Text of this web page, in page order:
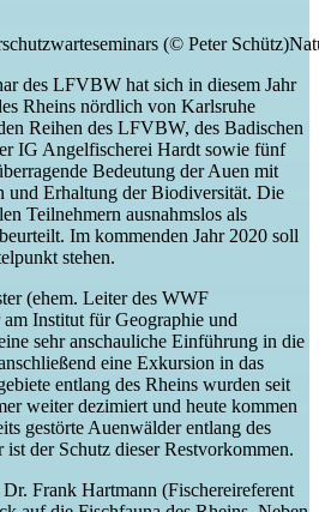
(© Peter
des LFVBW hat sich in diesem Jahr
Rheins nördlich von Karlsruhe
Reihen des LFVBW, des Badischen
IG Angelfischerei Hardt sowie fünf
Bedeutung der Auen mit
und Erhaltung der Biodiversität. Die
Teilnehmern ausnahmslos als
Im kommenden Jahr 2020 soll
stehen.
(ehem. Leiter des WWF
Institut für Geographie und
sehr anschauliche Einführung in die
eine Exkursion in das
entlang des Rheins wurden seit
weiter dezimiert und heute kommen
gestörte Auenwälder entlang des
der Schutz dieser Restvorkommen.
Frank Hartmann (Fischereireferent